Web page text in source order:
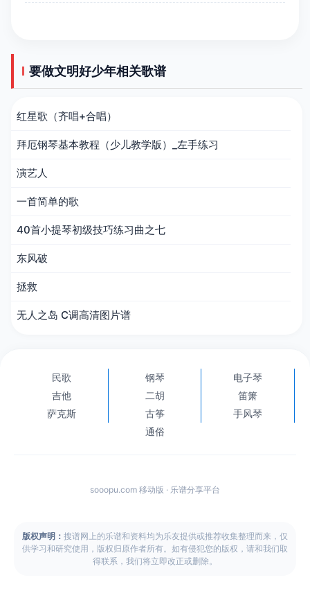
要做文明好少年相关歌谱
红星歌（齐唱+合唱）
拜厄钢琴基本教程（少儿教学版）_左手练习
演艺人
一首简单的歌
40首小提琴初级技巧练习曲之七
东风破
拯救
无人之岛 C调高清图片谱
民歌 钢琴
电子琴
吉他
二胡
笛箫
萨克斯
古筝
手风琴
通俗
sooopu.com 移动版 · 乐谱分享平台
版权声明： 搜谱网上的乐谱和资料均为乐友提供或推荐收集整理而来，仅
供学习和研究使用，版权归原作者所有。如有侵犯您的版权，请和我们取
得联系，我们将立即改正或删除。